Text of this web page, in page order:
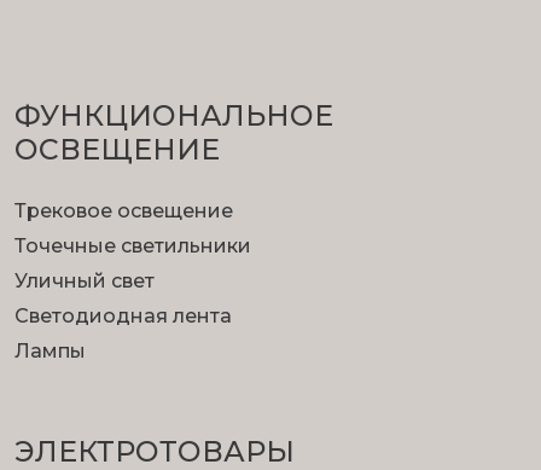
ФУНКЦИОНА­ЛЬНОЕ
ОСВЕЩЕНИЕ
Трековое освещение
Точечные светильники
Уличный свет
Светодиодная лента
Лампы
ЭЛЕКТРОТОВАРЫ